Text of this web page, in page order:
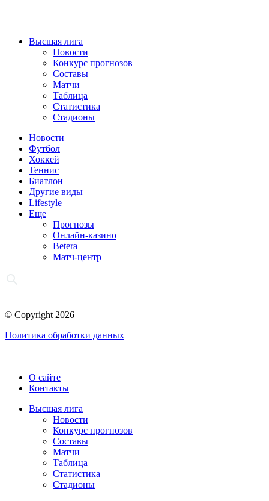
Высшая лига
Новости
Конкурс прогнозов
Составы
Матчи
Таблица
Статистика
Стадионы
Новости
Футбол
Хоккей
Теннис
Биатлон
Другие виды
Lifestyle
Еще
Прогнозы
Онлайн-казино
Betera
Матч-центр
© Copyright 2026
Политика обработки данных
О сайте
Контакты
Высшая лига
Новости
Конкурс прогнозов
Составы
Матчи
Таблица
Статистика
Стадионы